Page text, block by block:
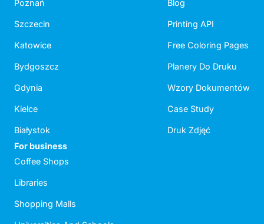
Poznań
Szczecin
Katowice
Bydgoszcz
Gdynia
Kielce
Białystok
Blog
Printing API
Free Coloring Pages
Planery Do Druku
Wzory Dokumentów
Case Study
Druk Zdjęć
For business
Coffee Shops
Libraries
Shopping Malls